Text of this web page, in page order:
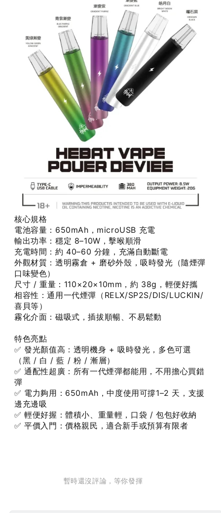
核心規格
電池容量：650mAh，microUSB 充電
輸出功率：穩定 8–10W，擊喉順滑
充電時間：約 40–60 分鐘，充滿自動斷電
外觀材質：透明霧倉 + 磨砂外殼，吸時發光（隨煙彈
口味變色）
尺寸 / 重量：110×20×10mm，約 38g，輕便好攜
相容性：通用一代煙彈（RELX/SP2S/DIS/LUCKIN/
喜貝等）
霧化介面：磁吸式，插拔順暢、不易鬆動
特色亮點
✅ 發光顏值高：透明機身 + 吸時發光，多色可選
（黑 / 白 / 藍 / 粉 / 漸層）
✅ 通配性超廣：所有一代煙彈都能用，不用擔心買錯
彈
✅ 電力夠用：650mAh，中度使用可撐1–2 天，支援
邊充邊吸
✅ 輕便好握：體積小、重量輕，口袋 / 包包好收納
✅ 平價入門：價格親民，適合新手或預算有限者
暫時還沒評論，等你發揮